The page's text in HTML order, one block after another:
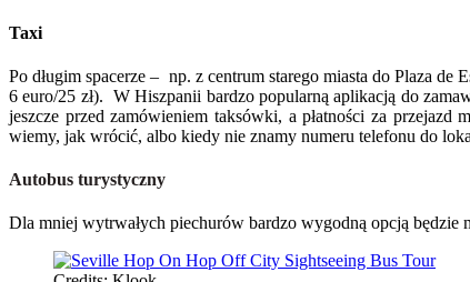
Taxi
Po długim spacerze – np. z centrum starego miasta do Plaza
6 euro/25 zł). W Hiszpanii bardzo popularną aplikacją do
jeszcze przed zamówieniem taksówki, a płatności za
wiemy, jak wrócić, albo kiedy nie znamy numeru telefonu do
Autobus turystyczny
Dla mniej wytrwałych piechurów bardzo wygodną opcją